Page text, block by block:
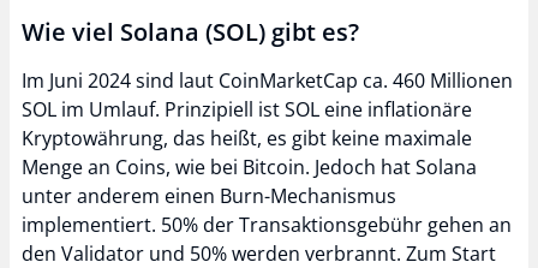
Wie viel Solana (SOL) gibt es?
Im Juni 2024 sind laut CoinMarketCap ca. 460 Millionen
SOL im Umlauf. Prinzipiell ist SOL eine inflationäre
Kryptowährung, das heißt, es gibt keine maximale
Menge an Coins, wie bei Bitcoin. Jedoch hat Solana
unter anderem einen Burn-Mechanismus
implementiert. 50% der Transaktionsgebühr gehen an
den Validator und 50% werden verbrannt. Zum Start